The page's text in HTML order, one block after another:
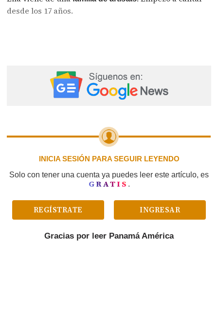
desde los 17 años.
INICIA SESIÓN PARA SEGUIR LEYENDO
Solo con tener una cuenta ya puedes leer este artículo, es
GRATIS .
REGÍSTRATE INGRESAR
Gracias por leer Panamá América